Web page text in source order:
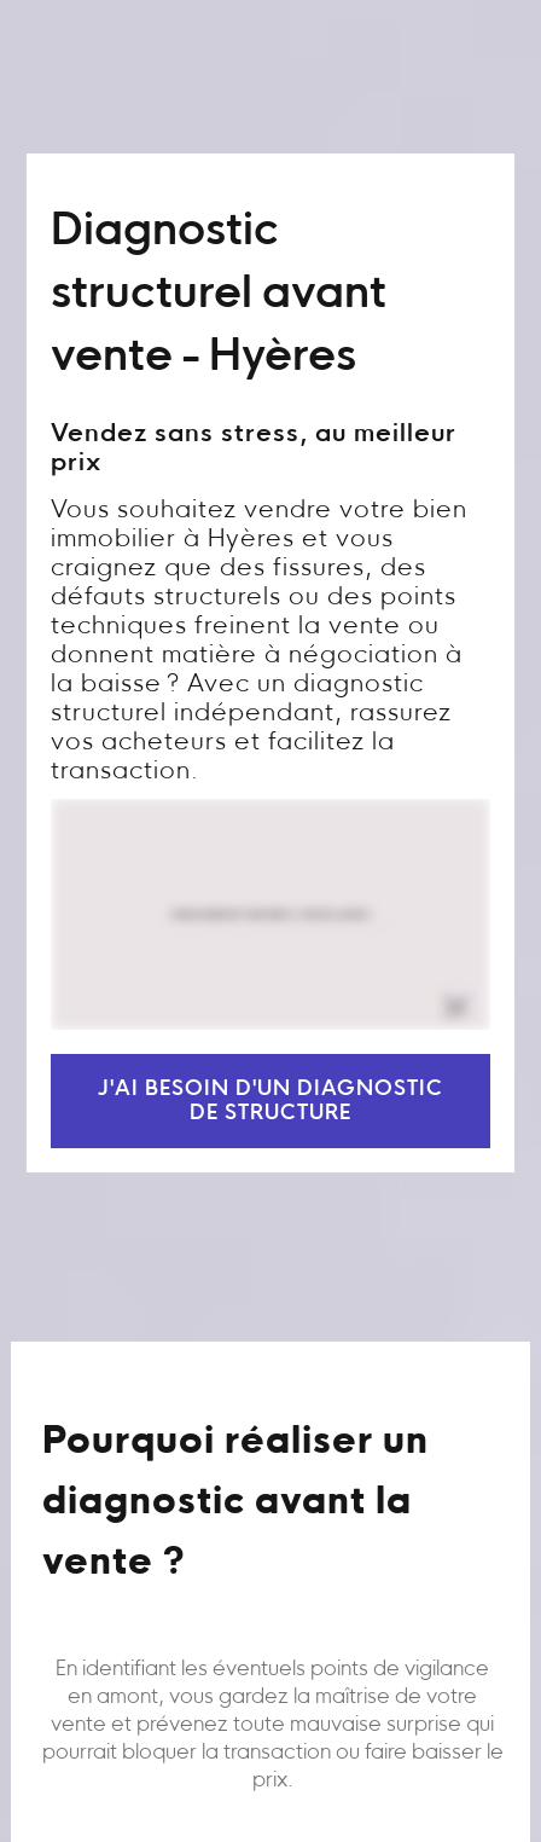
Diagnostic
structurel avant
vente - Hyères
Vendez sans stress, au meilleur
prix
Vous souhaitez vendre votre bien
immobilier à Hyères et vous
craignez que des fissures, des
défauts structurels ou des points
techniques freinent la vente ou
donnent matière à négociation à
la baisse ? Avec un diagnostic
structurel indépendant, rassurez
vos acheteurs et facilitez la
transaction.
J'AI BESOIN D'UN DIAGNOSTIC
DE STRUCTURE
Pourquoi réaliser un
diagnostic avant la
vente ?
En identifiant les éventuels points de vigilance
en amont, vous gardez la maîtrise de votre
vente et prévenez toute mauvaise surprise qui
pourrait bloquer la transaction ou faire baisser le
prix.